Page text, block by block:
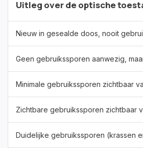
Uitleg over de optische
Nieuw in gesealde doos, nooit
Geen gebruikssporen aanwezig,
Minimale gebruikssporen zichtbaar
Zichtbare gebruikssporen zichtbaar
Duidelijke gebruikssporen (krassen